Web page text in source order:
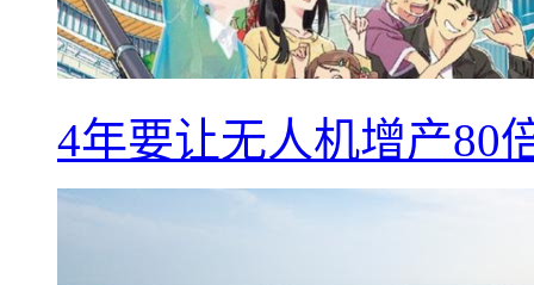
4年要让无人机增产80